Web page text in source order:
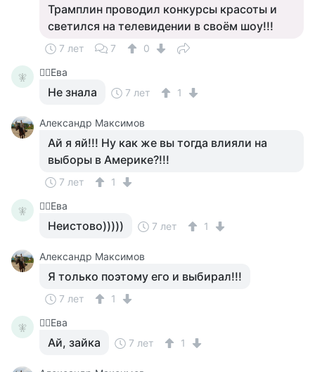
Трамплин проводил конкурсы красоты и
светился на телевидении в своём шоу!!!
7 лет 7 0
🧚‍ 🧚‍♀️Ева
Не знала 7 лет 1
Александр Максимов
Ай я яй!!! Ну как же вы тогда влияли на
выборы в Америке?!!!
7 лет 1
🧚‍ 🧚‍♀️Ева
Неистово))))) 7 лет 1
Александр Максимов
Я только поэтому его и выбирал!!!
7 лет 1
🧚‍ 🧚‍♀️Ева
Ай, зайка 7 лет 1